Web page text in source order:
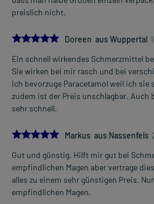
Kinder von 11-12 Jahren mit 33-43 kg
1-4 mal täglich
Jugendliche ab 12 Jahren und
1-2 Tabletten
1-4 mal täglich
im Abstand von 6 Stunden, unabhängig
Die Gesamtdosis sollte nicht ohne
Art der Anwendung?
Nehmen Sie das Arzneimittel unzerkaut
Wasser) ein.
preislich nicht.
5.0
Doreen aus Wuppertal
Ein schnell wirkendes Schmerzmittel
Sie wirken bei mir rasch und bei
Ich bevorzuge Paracetamol weil ich sie
zudem ist der Preis unschlagbar. Auch
sehr schnell.
5.0
Markus aus Nassenfels
Gut und günstig. Hilft mir gut bei
empfindlichen Magen aber vertrage
alles zu einem sehr günstigen Preis.
empfindlichen Magen.